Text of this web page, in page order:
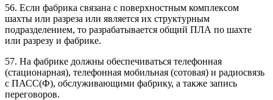
56. Если фабрика связана с поверхностным комплексом
шахты или разреза или является их структурным
подразделением, то разрабатывается общий ПЛА по шахте
или разрезу и фабрике.
57. На фабрике должны обеспечиваться телефонная
(стационарная), телефонная мобильная (сотовая) и радиосвязь
с ПАСС(Ф), обслуживающими фабрику, а также запись
переговоров.